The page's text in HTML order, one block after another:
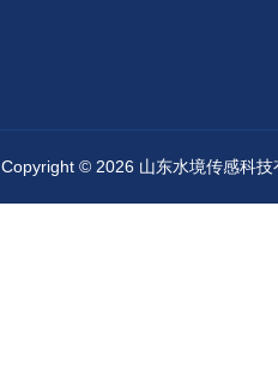
Copyright © 2026 山东水境传感科